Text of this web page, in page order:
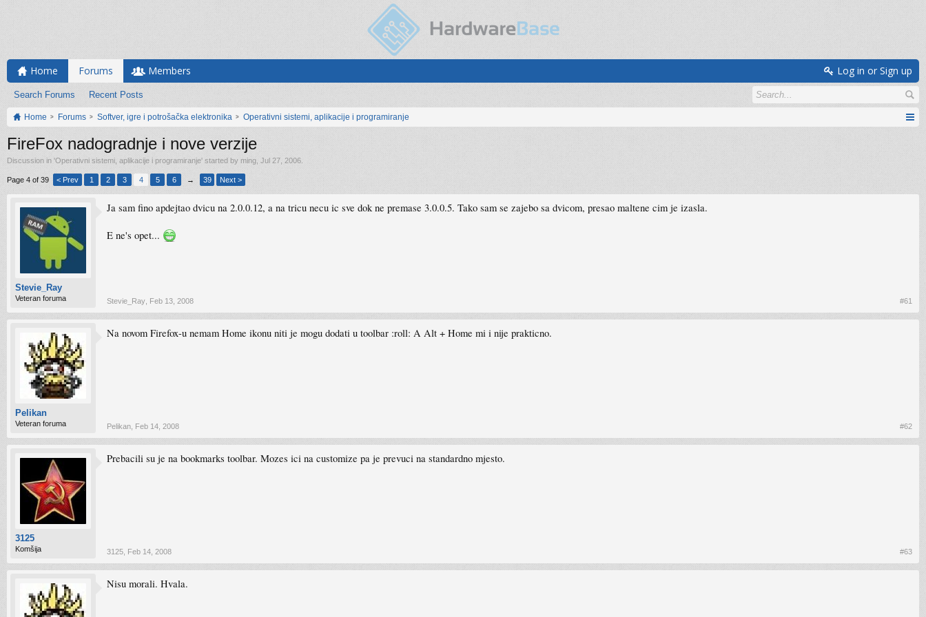
Home Forums
Search Forums Recent Posts
Members Log in or Sign up
Home Forums Softver, igre i potrošačka elektronika Operativni sistemi, aplikacije i programiranje
FireFox nadogradnje i nove verzije
Discussion in 'Operativni sistemi, aplikacije i programiranje' started by ming Jul 27, 2006
Page 4 of 39 < Prev 1 2 3 4 5 6 → 39 Next >
Stevie_Ray
Veteran foruma
Ja sam fino apdejtao dvicu na 2.0.0.12, a na tricu necu ic sve dok ne premase 3.0.0.5. Tako sam se zajebo sa dvicom, presao maltene cim je izasla.
E ne's opet...
Stevie_Ray Feb 13, 2008 #61
Pelikan
Veteran foruma
Na novom Firefox-u nemam Home ikonu niti je mogu dodati u toolbar :roll: A Alt + Home mi i nije prakticno.
Pelikan Feb 14, 2008 #62
3125
Komšija
Prebacili su je na bookmarks toolbar. Mozes ici na customize pa je prevuci na standardno mjesto.
3125 Feb 14, 2008 #63
Nisu morali. Hvala.